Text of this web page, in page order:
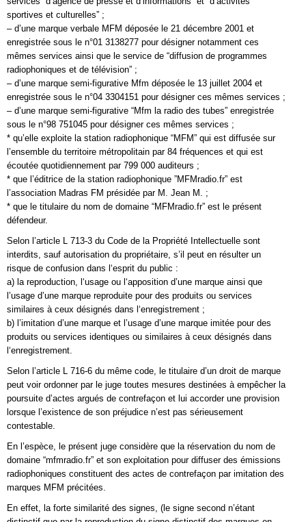
sportives et culturelles” ;
– d’une marque verbale MFM déposée le 21 décembre 2001 et
enregistrée sous le n°01 3138277 pour désigner notamment ces
mêmes services ainsi que le service de “diffusion de programmes
radiophoniques et de télévision” ;
– d’une marque semi-figurative Mfm déposée le 13 juillet 2004 et
enregistrée sous le n°04 3304151 pour désigner ces mêmes services ;
– d’une marque semi-figurative “Mfm la radio des tubes” enregistrée
sous le n°98 751045 pour désigner ces mêmes services ;
* qu’elle exploite la station radiophonique “MFM” qui est diffusée sur
l’ensemble du territoire métropolitain par 84 fréquences et qui est
écoutée quotidiennement par 799 000 auditeurs ;
* que l’éditrice de la station radiophonique ”MFMradio.fr” est
l’association Madras FM présidée par M. Jean M. ;
* que le titulaire du nom de domaine “MFMradio.fr” est le présent
défendeur.
Selon l’article L 713-3 du Code de la Propriété Intellectuelle sont
interdits, sauf autorisation du propriétaire, s’il peut en résulter un
risque de confusion dans l‘esprit du public :
a) la reproduction, l‘usage ou l‘apposition d’une marque ainsi que
l’usage d’une marque reproduite pour des produits ou services
similaires à ceux désignés dans l‘enregistrement ;
b) l’imitation d’une marque et l’usage d’une marque imitée pour des
produits ou services identiques ou similaires à ceux désignés dans
l‘enregistrement.
Selon l’article L 716-6 du même code, le titulaire d’un droit de marque
peut voir ordonner par le juge toutes mesures destinées à empêcher la
poursuite d’actes argués de contrefaçon et lui accorder une provision
lorsque l’existence de son préjudice n’est pas sérieusement
contestable.
En l’espèce, le présent juge considère que la réservation du nom de
domaine “mfmradio.fr” et son exploitation pour diffuser des émissions
radiophoniques constituent des actes de contrefaçon par imitation des
marques MFM précitées.
En effet, la forte similarité des signes, (le signe second n’étant